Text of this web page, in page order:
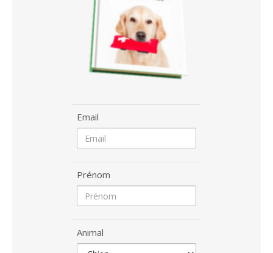
Email
Prénom
Animal